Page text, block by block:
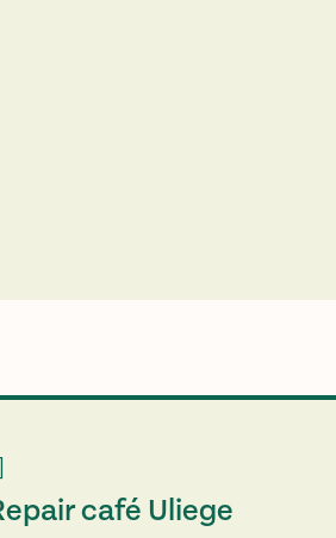
café Uliege